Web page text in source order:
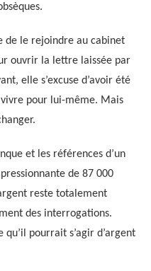
de le rejoindre au cabinet
ouvrir la lettre laissée par
elle s’excuse d’avoir été
pour lui-même. Mais
et les références d’un
de 87 000
reste totalement
des interrogations.
qu’il pourrait s’agir d’argent